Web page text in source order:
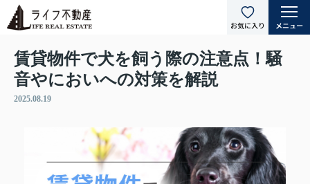
賃貸物件で犬を飼う際の注意点！騒
音やにおいへの対策を解説
2025.08.19